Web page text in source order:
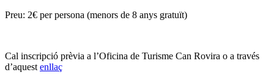
Preu: 2€ per persona (menors de 8 anys gratuït)
Cal inscripció prèvia a l’Oficina de Turisme Can Rovira o a través
d’aquest enllaç